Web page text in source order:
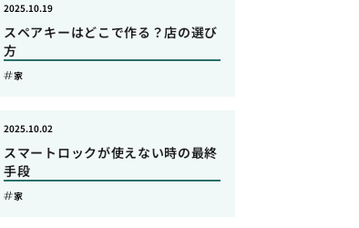
スペアキーはどこで作る？店の選び
方
2025.10.19
家
スマートロックが使えない時の最終
手段
2025.10.02
家